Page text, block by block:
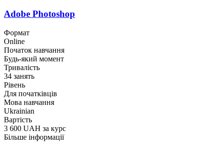
Adobe Photoshop
Формат
Online
Початок навчання
Будь-який момент
Тривалість
34 занять
Рівень
Для початківців
Мова навчання
Ukrainian
Вартість
3 600 UAH за курс
Більше інформації